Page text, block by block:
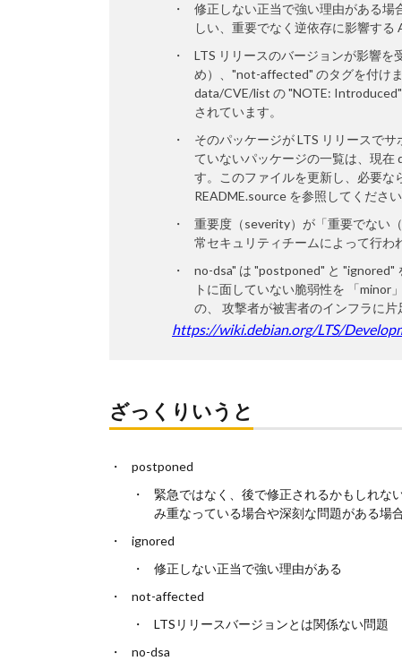
修正しない正当で強い理由がある場
しい、重要でなく逆依存に影響する
LTS リリースのバージョンが影響
め）、"not-affected" のタグを付け
data/CVE/list の "NOTE:
されています。
そのパッケージが LTS リリースで
ていないパッケージの一覧は、現
す。このファイルを更新し、必要
README.source を参照してください)
重要度（severity）が「重要でない
常セキュリティチームによって行わ
no-dsa" は "postponed" と "ignored"
トに面していない脆弱性を 「minor
の、 攻撃者が被害者のインフラに
https://wiki.debian.org/LTS/
ざっくりいうと
postponed
緊急ではなく、後で修正されるかもしれな
み重なっている場合や深刻な問題がある場
ignored
修正しない正当で強い理由がある
not-affected
LTSリリースバージョンとは関係ない問題
no-dsa